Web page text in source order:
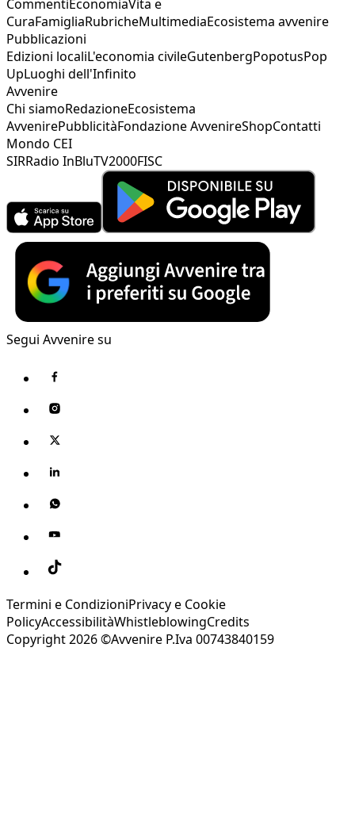
CommentiEconomiaVita e
CuraFamigliaRubricheMultimediaEcosistema avvenire
Pubblicazioni
Edizioni localiL'economia civileGutenbergPopotusPop
UpLuoghi dell'Infinito
Avvenire
Chi siamoRedazioneEcosistema
AvvenirePubblicitàFondazione AvvenireShopContatti
Mondo CEI
SIRRadio InBluTV2000FISC
Segui Avvenire su
Termini e CondizioniPrivacy e Cookie
PolicyAccessibilitàWhistleblowingCredits
Copyright 2026 ©Avvenire P.Iva 00743840159